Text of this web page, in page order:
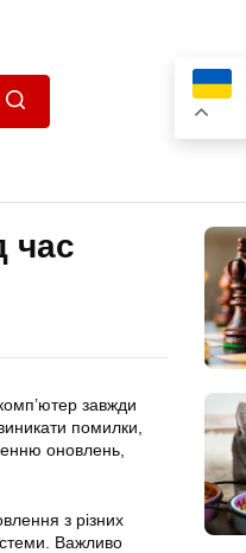
час
завжди
помилки,
оновлень,
з різних
Важливо